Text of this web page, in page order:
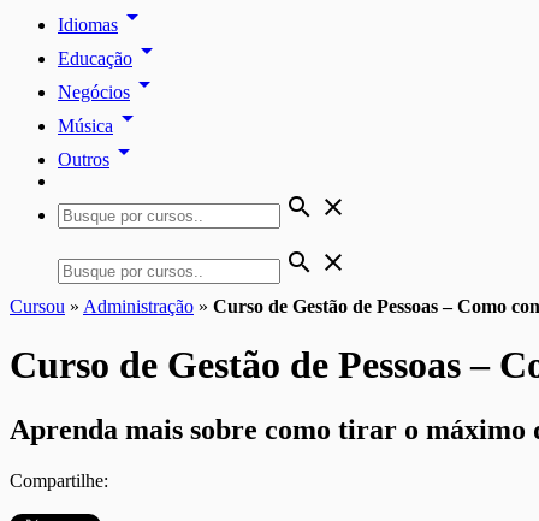
Idiomas arrow_drop_down
Educação arrow_drop_down
Negócios arrow_drop_down
Música arrow_drop_down
Outros arrow_drop_down
search close
search close
Cursou » Administração » Curso de Gestão de Pessoas – Como
Curso de Gestão de Pessoas –
Aprenda mais sobre como tirar o máximo
Compartilhe: